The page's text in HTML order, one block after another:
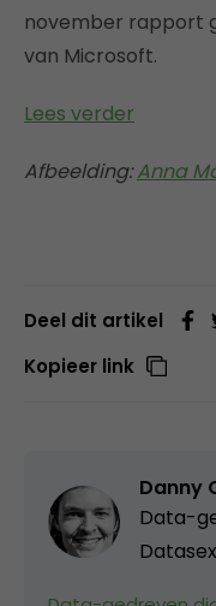
november rapport
van Microsoft.
Lees verder
Afbeelding:Anna
Deel dit artikel
Kopieer link
Danny
Data-